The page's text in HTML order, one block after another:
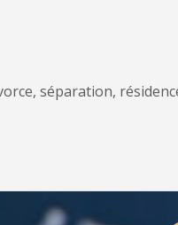
séparation,